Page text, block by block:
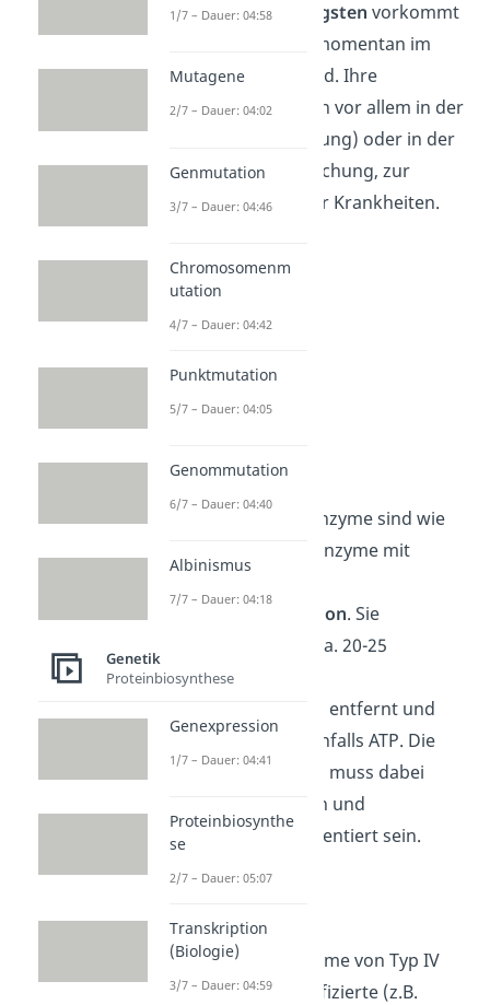
Klasse, dieam häufigsten vorkommt
und die einzige die momentan im
Labor eingesetzt wird. Ihre
Einsatzgebiete liegen vor allem in der
Gentechnik (Klonierung) oder in der
epigenetischen Forschung, zur
Erkennung spezieller Krankheiten.
Typ III
Typ III Restriktionsenzyme sind wie
Typ I Kombinationsenzyme mit
Modifikationsfunktion. Sie
schneiden die DNA ca. 20-25
Basenpaare von der
Erkennungssequenz entfernt und
benötigen dazu ebenfalls ATP. Die
Erkennungssequenz muss dabei
zweimal vorkommen und
entgegengesetzt orientiert sein.
Die Restriktionsenzyme von Typ IV
schneiden nur modifizierte (z.B.
1/7 – Dauer: 04:58
Mutagene
2/7 – Dauer: 04:02
Genmutation
3/7 – Dauer: 04:46
Chromosomenm
utation
4/7 – Dauer: 04:42
Punktmutation
5/7 – Dauer: 04:05
Genommutation
6/7 – Dauer: 04:40
Albinismus
7/7 – Dauer: 04:18
Genetik
Proteinbiosynthese
Genexpression
1/7 – Dauer: 04:41
Proteinbiosynthe
se
2/7 – Dauer: 05:07
Transkription
(Biologie)
3/7 – Dauer: 04:59